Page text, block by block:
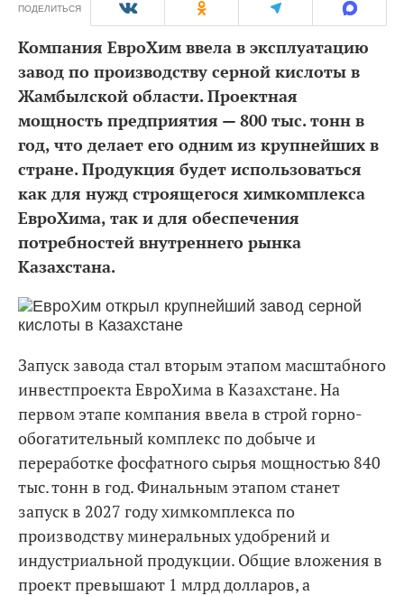
ПОДЕЛИТЬСЯ
Компания ЕврoХим ввела в эксплуатацию
завод по производству серной кислоты в
Жамбылской области. Проектная
мощность предприятия — 800 тыс. тонн в
год, что делает его одним из крупнейших в
стране. Продукция будет использоваться
как для нужд строящегося химкомплекса
ЕврoХима, так и для обеспечения
потребностей внутреннего рынка
Казахстана.
Запуск завода стал вторым этапом масштабного
инвестпроекта ЕврoХима в Казахстане. На
первом этапе компания ввела в строй горно-
обогатительный комплекс по добыче и
переработке фосфатного сырья мощностью 840
тыс. тонн в год. Финальным этапом станет
запуск в 2027 году химкомплекса по
производству минеральных удобрений и
индустриальной продукции. Общие вложения в
проект превышают 1 млрд долларов, а